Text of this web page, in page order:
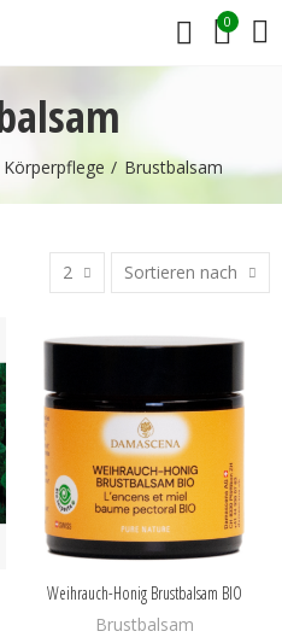
0
Körperpflege Brustbalsam
2 Sortieren nach
Weihrauch-Honig Brustbalsam BIO
Brustbalsam